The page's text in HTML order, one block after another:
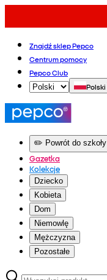
Znajdź sklep Pepco
Centrum pomocy
Pepco Club
Polski
✏️ Powrót do szkoły
Gazetka
Kolekcje
Dziecko
Kobieta
Dom
Niemowlę
Mężczyzna
Pozostałe